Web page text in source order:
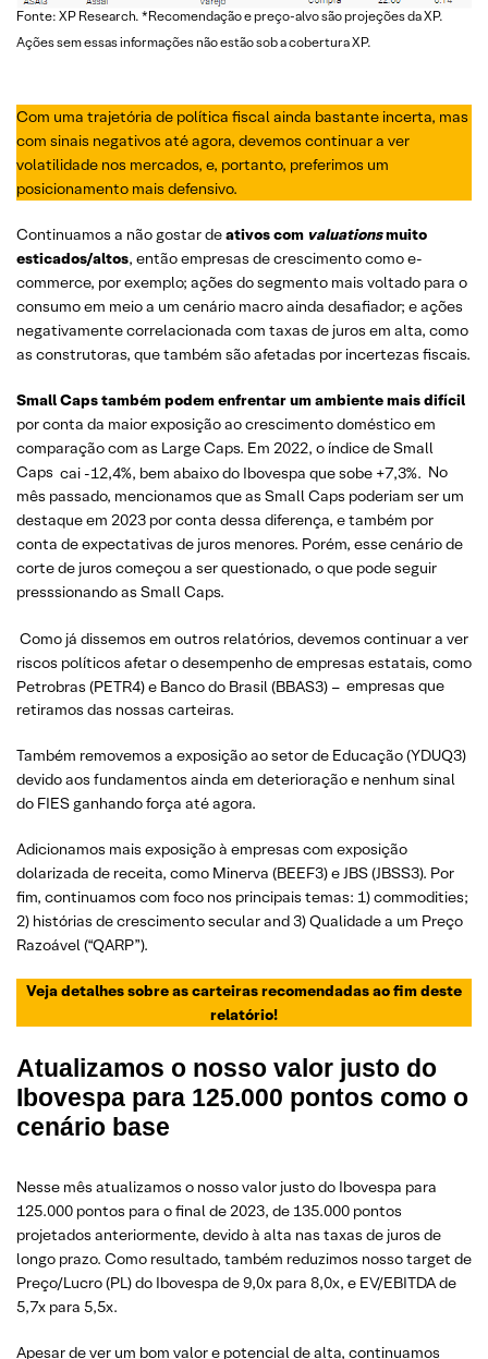
Fonte: XP Research. *Recomendação e preço-alvo são projeções da XP.
Ações sem essas informações não estão sob a cobertura XP.
Com uma trajetória de política fiscal ainda bastante incerta, mas
com sinais negativos até agora, devemos continuar a ver
volatilidade nos mercados, e, portanto, preferimos um
posicionamento mais defensivo.
Continuamos a não gostar deativos com valuationsmuito
esticados/altos, então empresas de crescimento como e-
commerce, por exemplo; ações do segmento mais voltado para o
consumo em meio a um cenário macro ainda desafiador; e ações
negativamente correlacionada com taxas de juros em alta, como
as construtoras, que também são afetadas por incertezas fiscais.
Small Caps também podem enfrentar um ambiente mais difícil
por conta da maior exposição ao crescimento doméstico em
comparação com as Large Caps. Em 2022, o índice de Small
Caps cai -12,4%, bem abaixo do Ibovespa que sobe +7,3%. No
mês passado, mencionamos que as Small Caps poderiam ser um
destaque em 2023 por conta dessa diferença, e também por
conta de expectativas de juros menores. Porém, esse cenário de
corte de juros começou a ser questionado, o que pode seguir
presssionando as Small Caps.
Como já dissemos em outros relatórios, devemos continuar a ver
riscos políticos afetar o desempenho de empresas estatais, como
Petrobras (PETR4) e Banco do Brasil (BBAS3) – empresas que
retiramos das nossas carteiras.
Também removemos a exposição ao setor de Educação (YDUQ3)
devido aos fundamentos ainda em deterioração e nenhum sinal
do FIES ganhando força até agora.
Adicionamos mais exposição à empresas com exposição
dolarizada de receita, como Minerva (BEEF3) e JBS (JBSS3). Por
fim, continuamos com foco nos principais temas: 1) commodities;
2) histórias de crescimento secular and 3) Qualidade a um Preço
Razoável (“QARP”).
Veja detalhes sobre as carteiras recomendadas ao fim deste
relatório!
Atualizamos o nosso valor justo do
Ibovespa para 125.000 pontos como o
cenário base
Nesse mês atualizamos o nosso valor justo do Ibovespa para
125.000 pontos para o final de 2023, de 135.000 pontos
projetados anteriormente, devido à alta nas taxas de juros de
longo prazo. Como resultado, também reduzimos nosso target de
Preço/Lucro (PL) do Ibovespa de 9,0x para 8,0x, e EV/EBITDA de
5,7x para 5,5x.
Apesar de ver um bom valor e potencial de alta, continuamos